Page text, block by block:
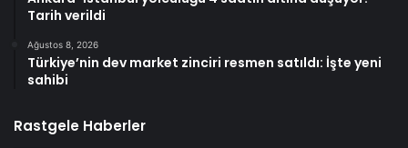
Tarih verildi
Ağustos 8, 2026
Türkiye’nin dev market zinciri resmen satıldı: İşte yeni
sahibi
Rastgele Haberler